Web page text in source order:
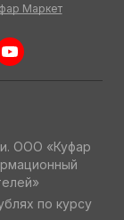
Маркет
ООО «Куфар
по курсу